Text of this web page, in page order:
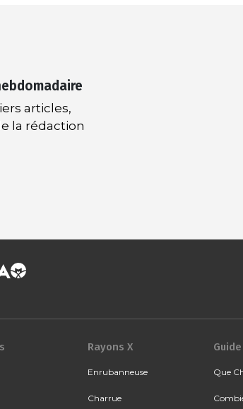
articles,
la rédaction
Rayons X
Enrubanneuse
Charrue
Que